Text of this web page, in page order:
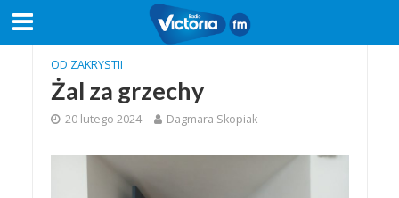
OD ZAKRYSTII
Żal za grzechy
20 lutego 2024 Dagmara Skopiak